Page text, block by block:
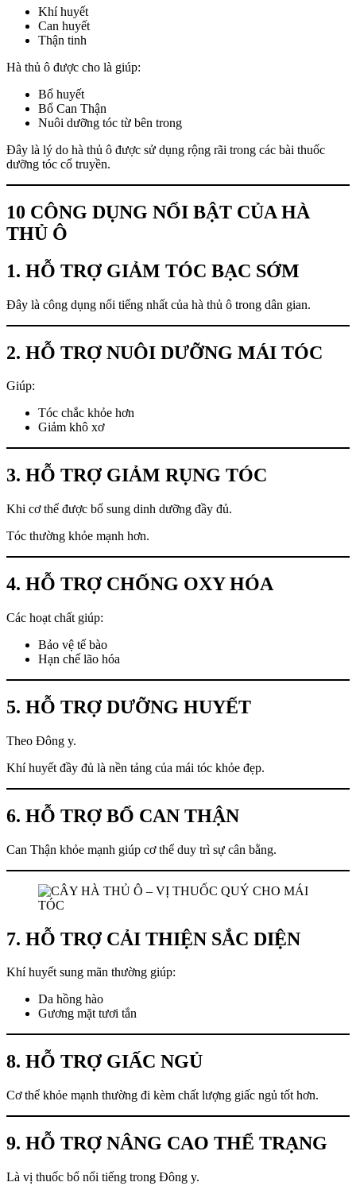
Khí huyết
Can huyết
Thận tinh
Hà thủ ô được cho là giúp:
Bổ huyết
Bổ Can Thận
Nuôi dưỡng tóc từ bên trong
Đây là lý do hà thủ ô được sử dụng rộng rãi trong các bài thuốc
dưỡng tóc cổ truyền.
10 CÔNG DỤNG NỔI BẬT CỦA HÀ
THỦ Ô
1. HỖ TRỢ GIẢM TÓC BẠC SỚM
Đây là công dụng nổi tiếng nhất của hà thủ ô trong dân gian.
2. HỖ TRỢ NUÔI DƯỠNG MÁI TÓC
Giúp:
Tóc chắc khỏe hơn
Giảm khô xơ
3. HỖ TRỢ GIẢM RỤNG TÓC
Khi cơ thể được bổ sung dinh dưỡng đầy đủ.
Tóc thường khỏe mạnh hơn.
4. HỖ TRỢ CHỐNG OXY HÓA
Các hoạt chất giúp:
Bảo vệ tế bào
Hạn chế lão hóa
5. HỖ TRỢ DƯỠNG HUYẾT
Theo Đông y.
Khí huyết đầy đủ là nền tảng của mái tóc khỏe đẹp.
6. HỖ TRỢ BỔ CAN THẬN
Can Thận khỏe mạnh giúp cơ thể duy trì sự cân bằng.
7. HỖ TRỢ CẢI THIỆN SẮC DIỆN
Khí huyết sung mãn thường giúp:
Da hồng hào
Gương mặt tươi tắn
8. HỖ TRỢ GIẤC NGỦ
Cơ thể khỏe mạnh thường đi kèm chất lượng giấc ngủ tốt hơn.
9. HỖ TRỢ NÂNG CAO THỂ TRẠNG
Là vị thuốc bổ nổi tiếng trong Đông y.